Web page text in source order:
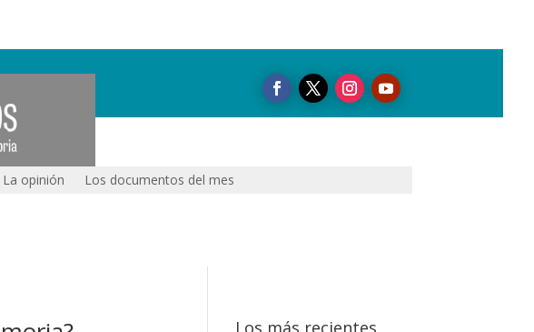
La opinión Los documentos del mes